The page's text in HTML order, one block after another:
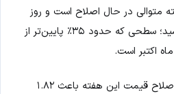
متوالی در حال اصلاح است و روز
جمعه به کف ۸۱٬۶۰۰ دلار رسید؛ سطحی که حدود ۳۵٪ پایین‌تر از
طبق داده‌های Coinglass، اصلاح قیمت این هفته باعث ۱.۸۲